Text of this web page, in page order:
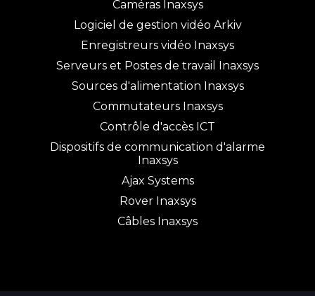
Caméras Inaxsys
Logiciel de gestion vidéo Arkiv
Enregistreurs vidéo Inaxsys
Serveurs et Postes de travail Inaxsys
Sources d'alimentation Inaxsys
Commutateurs Inaxsys
Contrôle d'accès ICT
Dispositifs de communication d'alarme
Inaxsys
Ajax Systems
Rover Inaxsys
Câbles Inaxsys